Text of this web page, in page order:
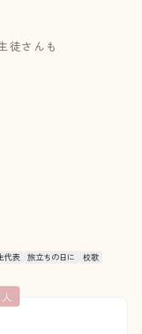
徒さんも
代表 旅立ちの日に 校歌